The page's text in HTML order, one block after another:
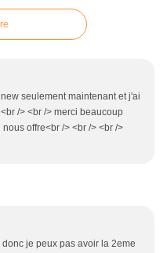
seulement maintenant et j'ai
/> <br /> merci beaucoup
offre<br /> <br /> <br />
je peux pas avoir la 2eme